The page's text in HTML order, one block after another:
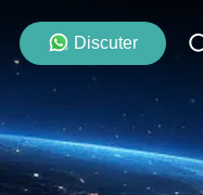
Discuter